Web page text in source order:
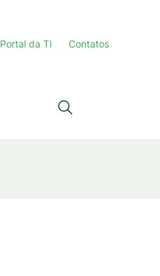
Portal da TI Contatos